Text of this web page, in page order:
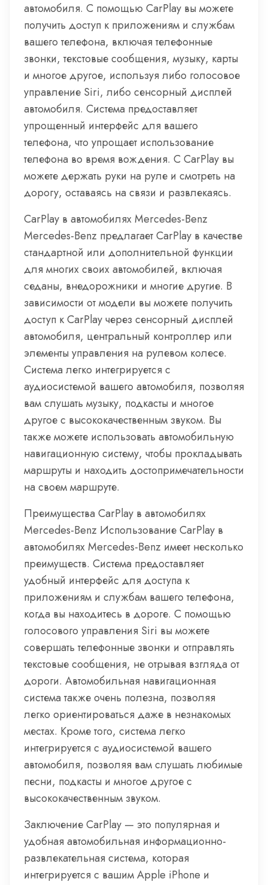
автомобиля. С помощью CarPlay вы можете
получить доступ к приложениям и службам
вашего телефона, включая телефонные
звонки, текстовые сообщения, музыку, карты
и многое другое, используя либо голосовое
управление Siri, либо сенсорный дисплей
автомобиля. Система предоставляет
упрощенный интерфейс для вашего
телефона, что упрощает использование
телефона во время вождения. С CarPlay вы
можете держать руки на руле и смотреть на
дорогу, оставаясь на связи и развлекаясь.
CarPlay в автомобилях Mercedes-Benz
Mercedes-Benz предлагает CarPlay в качестве
стандартной или дополнительной функции
для многих своих автомобилей, включая
седаны, внедорожники и многие другие. В
зависимости от модели вы можете получить
доступ к CarPlay через сенсорный дисплей
автомобиля, центральный контроллер или
элементы управления на рулевом колесе.
Система легко интегрируется с
аудиосистемой вашего автомобиля, позволяя
вам слушать музыку, подкасты и многое
другое с высококачественным звуком. Вы
также можете использовать автомобильную
навигационную систему, чтобы прокладывать
маршруты и находить достопримечательности
на своем маршруте.
Преимущества CarPlay в автомобилях
Mercedes-Benz Использование CarPlay в
автомобилях Mercedes-Benz имеет несколько
преимуществ. Система предоставляет
удобный интерфейс для доступа к
приложениям и службам вашего телефона,
когда вы находитесь в дороге. С помощью
голосового управления Siri вы можете
совершать телефонные звонки и отправлять
текстовые сообщения, не отрывая взгляда от
дороги. Автомобильная навигационная
система также очень полезна, позволяя
легко ориентироваться даже в незнакомых
местах. Кроме того, система легко
интегрируется с аудиосистемой вашего
автомобиля, позволяя вам слушать любимые
песни, подкасты и многое другое с
высококачественным звуком.
Заключение CarPlay — это популярная и
удобная автомобильная информационно-
развлекательная система, которая
интегрируется с вашим Apple iPhone и